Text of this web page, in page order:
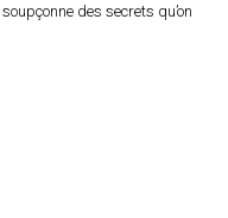
des secrets qu’on